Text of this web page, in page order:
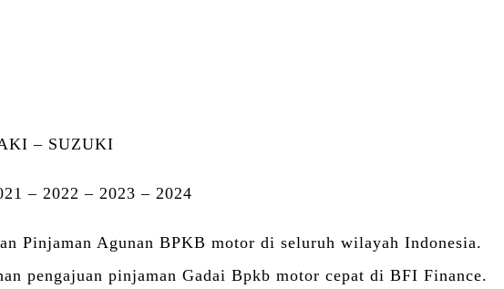
– SUZUKI
– 2022 – 2023 – 2024
Pinjaman Agunan BPKB motor di seluruh wilayah Indonesia.
pengajuan pinjaman Gadai Bpkb motor cepat di BFI Finance.